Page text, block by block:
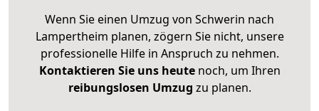
Wenn Sie einen Umzug von Schwerin nach
Lampertheim planen, zögern Sie nicht, unsere
professionelle Hilfe in Anspruch zu nehmen.
Kontaktieren Sie uns heutenoch, um Ihren
reibungslosen Umzug zu planen.